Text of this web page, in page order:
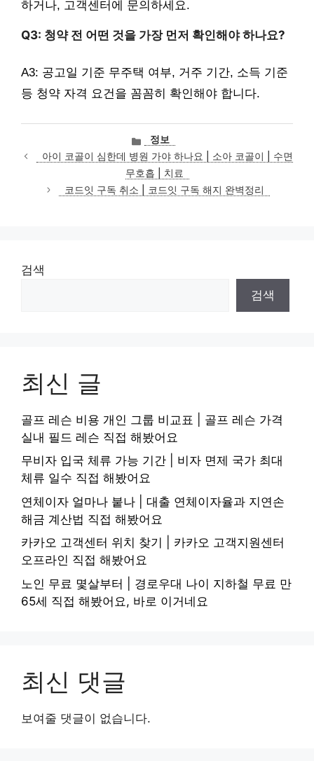
하거나, 고객센터에 문의하세요.
Q3: 청약 전 어떤 것을 가장 먼저 확인해야 하나요?
A3: 공고일 기준 무주택 여부, 거주 기간, 소득 기준
등 청약 자격 요건을 꼼꼼히 확인해야 합니다.
카
테
고
리
정보
아이 코골이 심한데 병원 가야 하나요 | 소아 코골이 | 수면
무호흡 | 치료
코드잇 구독 취소 | 코드잇 구독 해지 완벽정리
검색
검색
최신 글
골프 레슨 비용 개인 그룹 비교표 | 골프 레슨 가격
실내 필드 레슨 직접 해봤어요
무비자 입국 체류 가능 기간 | 비자 면제 국가 최대
체류 일수 직접 해봤어요
연체이자 얼마나 붙나 | 대출 연체이자율과 지연손
해금 계산법 직접 해봤어요
카카오 고객센터 위치 찾기 | 카카오 고객지원센터
오프라인 직접 해봤어요
노인 무료 몇살부터 | 경로우대 나이 지하철 무료 만
65세 직접 해봤어요, 바로 이거네요
최신 댓글
보여줄 댓글이 없습니다.